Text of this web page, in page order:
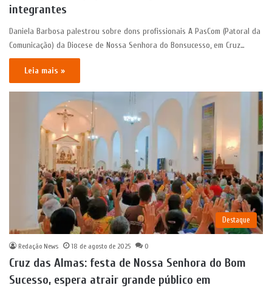
integrantes
Daniela Barbosa palestrou sobre dons profissionais A PasCom (Patoral da
Comunicação) da Diocese de Nossa Senhora do Bonsucesso, em Cruz…
Leia mais »
Destaque
Redação News 18 de agosto de 2025 0
Cruz das Almas: festa de Nossa Senhora do Bom
Sucesso, espera atrair grande público em